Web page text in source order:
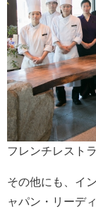
フレンチレスト
その他にも、イ
ャパン・リーデ